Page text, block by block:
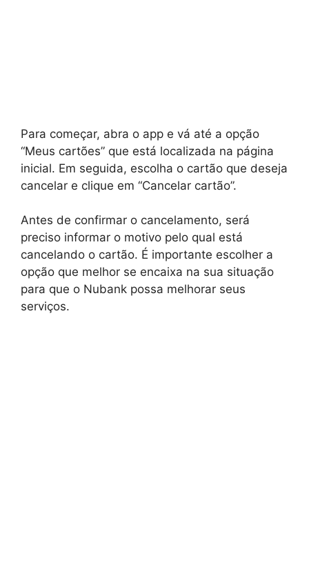
Para começar, abra o app e vá até a opção
“Meus cartões” que está localizada na página
inicial. Em seguida, escolha o cartão que deseja
cancelar e clique em “Cancelar cartão”.
Antes de confirmar o cancelamento, será
preciso informar o motivo pelo qual está
cancelando o cartão. É importante escolher a
opção que melhor se encaixa na sua situação
para que o Nubank possa melhorar seus
serviços.